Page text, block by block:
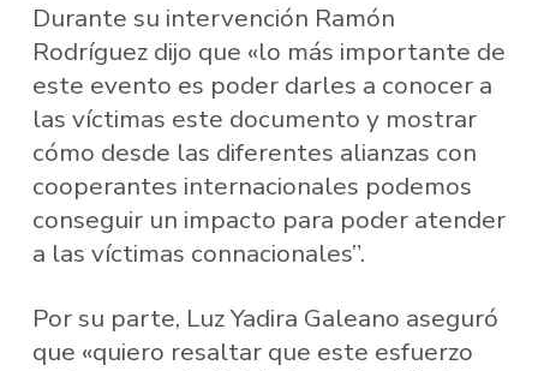
Durante su intervención Ramón
Rodríguez dijo que «lo más importante de
este evento es poder darles a conocer a
las víctimas este documento y mostrar
cómo desde las diferentes alianzas con
cooperantes internacionales podemos
conseguir un impacto para poder atender
a las víctimas connacionales”.
Por su parte, Luz Yadira Galeano aseguró
que «quiero resaltar que este esfuerzo